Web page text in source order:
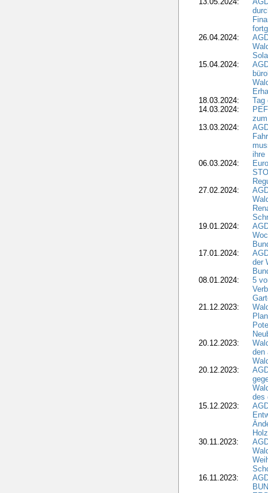
26.04.2024:
15.04.2024:
18.03.2024:
Tag
14.03.2024:
13.03.2024:
ihre
06.03.2024:
27.02.2024:
19.01.2024:
17.01.2024:
der
08.01.2024:
5
21.12.2023:
20.12.2023:
den
20.12.2023:
des
15.12.2023:
30.11.2023:
16.11.2023: